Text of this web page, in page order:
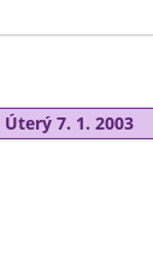
Úterý 7. 1. 2003